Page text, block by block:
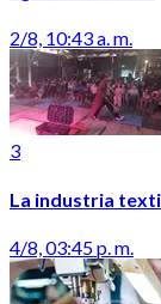
2/8, 10:43 a. m.
3
La industria
4/8, 03:45 p. m.